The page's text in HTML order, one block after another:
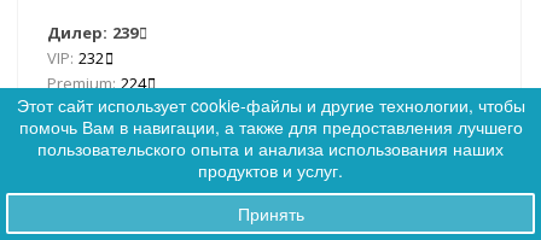
0
Дилер: 239
VIP: 232
Premium: 224
Нет в наличии
Этот сайт использует cookie-файлы и другие технологии, чтобы
помочь Вам в навигации, а также для предоставления лучшего
пользовательского опыта и анализа использования наших
продуктов и услуг.
Принять